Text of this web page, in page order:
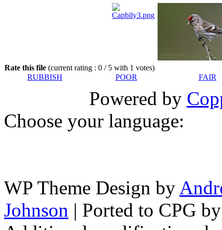
Rate this file (current rating : 0 / 5 with 1 votes)
RUBBISH
POOR FAIR
Powered by
Choose your language:
WP Theme Design by
Johnson | Ported to CPG